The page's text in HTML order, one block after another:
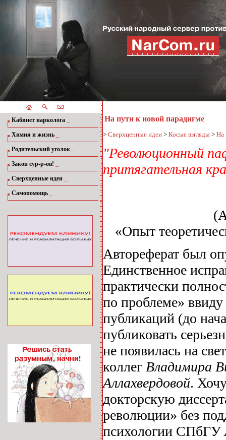
Кабинет нарколога
Химия и жизнь
Родительский уголок
Закон сур-р-ов!
Сверхценные идеи
Самопомощь
На пути к новой парадигме
> Сверхценные идеи > Косые взгляды > На
"Революционный
притягательная
«Опыт
Автореферат был
Единственное
практически
по проблеме»
публикаций (до
публиковать
не появилась на
коллег Владимира
Аллахвердовой.
докторскую
революции» без
психологии СПбГУ